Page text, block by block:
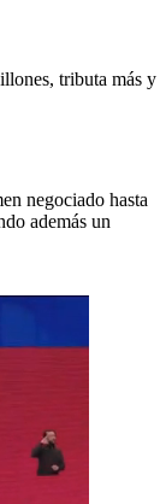
tributa más y
negociado hasta
además un